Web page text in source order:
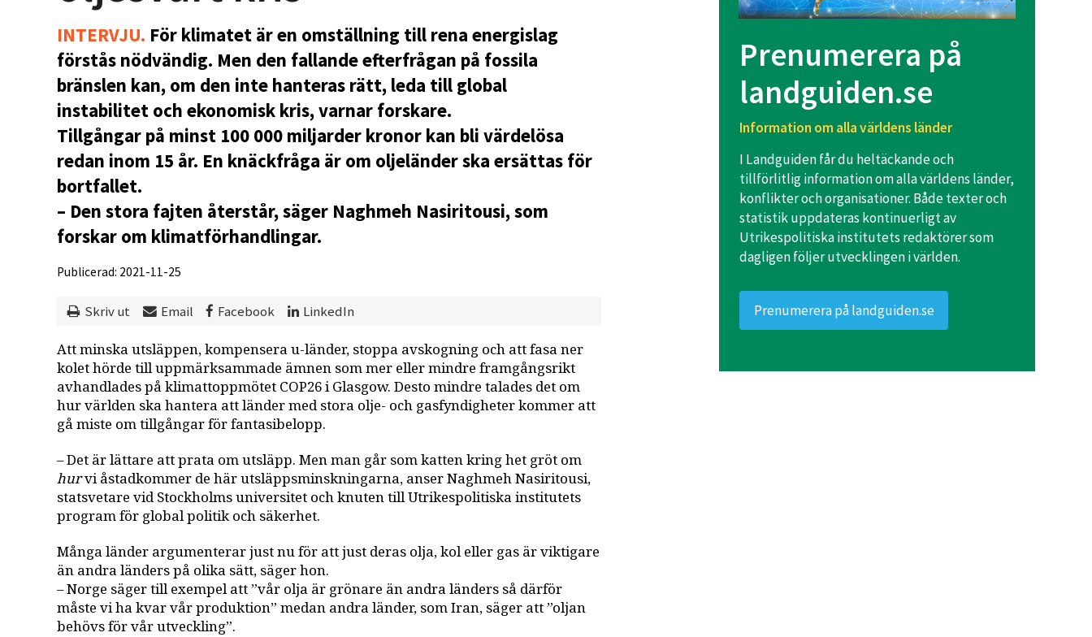
INTERVJU. För klimatet är en omställning till rena energislag
förstås nödvändig. Men den fallande efterfrågan på fossila
bränslen kan, om den inte hanteras rätt, leda till global
instabilitet och ekonomisk kris, varnar forskare.
Tillgångar på minst 100 000 miljarder kronor kan bli värdelösa
redan inom 15 år. En knäckfråga är om oljeländer ska ersättas för
bortfallet.
– Den stora fajten återstår, säger Naghmeh Nasiritousi, som
forskar om klimatförhandlingar.
Publicerad: 2021-11-25
Skriv ut Email Facebook LinkedIn
Att minska utsläppen, kompensera u-länder, stoppa avskogning och att fasa ner
kolet hörde till uppmärksammade ämnen som mer eller mindre framgångsrikt
avhandlades på klimattoppmötet COP26 i Glasgow. Desto mindre talades det om
hur världen ska hantera att länder med stora olje- och gasfyndigheter kommer att
gå miste om tillgångar för fantasibelopp.
– Det är lättare att prata om utsläpp. Men man går som katten kring het gröt om
hurvi åstadkommer de här utsläppsminskningarna, anser Naghmeh Nasiritousi,
statsvetare vid Stockholms universitet och knuten till Utrikespolitiska institutets
program för global politik och säkerhet.
Många länder argumenterar just nu för att just deras olja, kol eller gas är viktigare
än andra länders på olika sätt, säger hon.
– Norge säger till exempel att ”vår olja är grönare än andra länders så därför
måste vi ha kvar vår produktion” medan andra länder, som Iran, säger att ”oljan
behövs för vår utveckling”.
Prenumerera på
landguiden.se
Information om alla världens länder
I Landguiden får du heltäckande och
tillförlitlig information om alla världens länder,
konflikter och organisationer. Både texter och
statistik uppdateras kontinuerligt av
Utrikespolitiska institutets redaktörer som
dagligen följer utvecklingen i världen.
Prenumerera på landguiden.se